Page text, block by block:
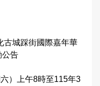
覽
彙
古城踩街國際嘉年華
公告
）上午8時至115年3